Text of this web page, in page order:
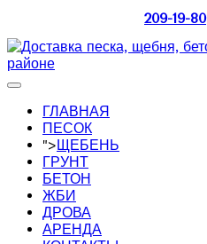
209-19-80
ГЛАВНАЯ
ПЕСОК
">ЩЕБЕНЬ
ГРУНТ
БЕТОН
ЖБИ
ДРОВА
АРЕНДА